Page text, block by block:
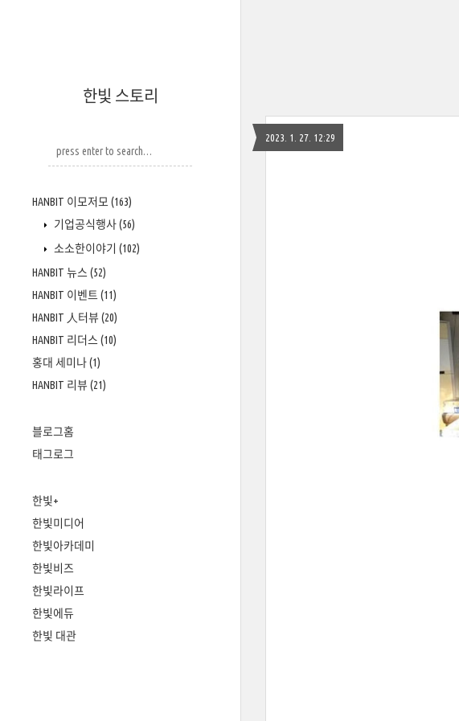
한빛 스토리
HANBIT 이모저모 (163)
기업공식행사(56)
소소한이야기 (102)
HANBIT 뉴스 (52)
HANBIT 이벤트 (11)
HANBIT 人터뷰 (20)
HANBIT 리더스 (10)
홍대 세미나(1)
HANBIT 리뷰 (21)
블로그홈
태그로그
한빛+
한빛미디어
한빛아카데미
한빛비즈
한빛라이프
한빛에듀
한빛 대관
2023. 1. 27. 12:29